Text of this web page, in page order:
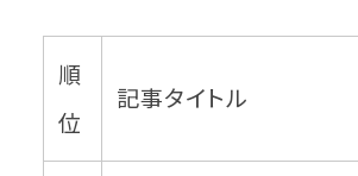
順
位
記事タイトル